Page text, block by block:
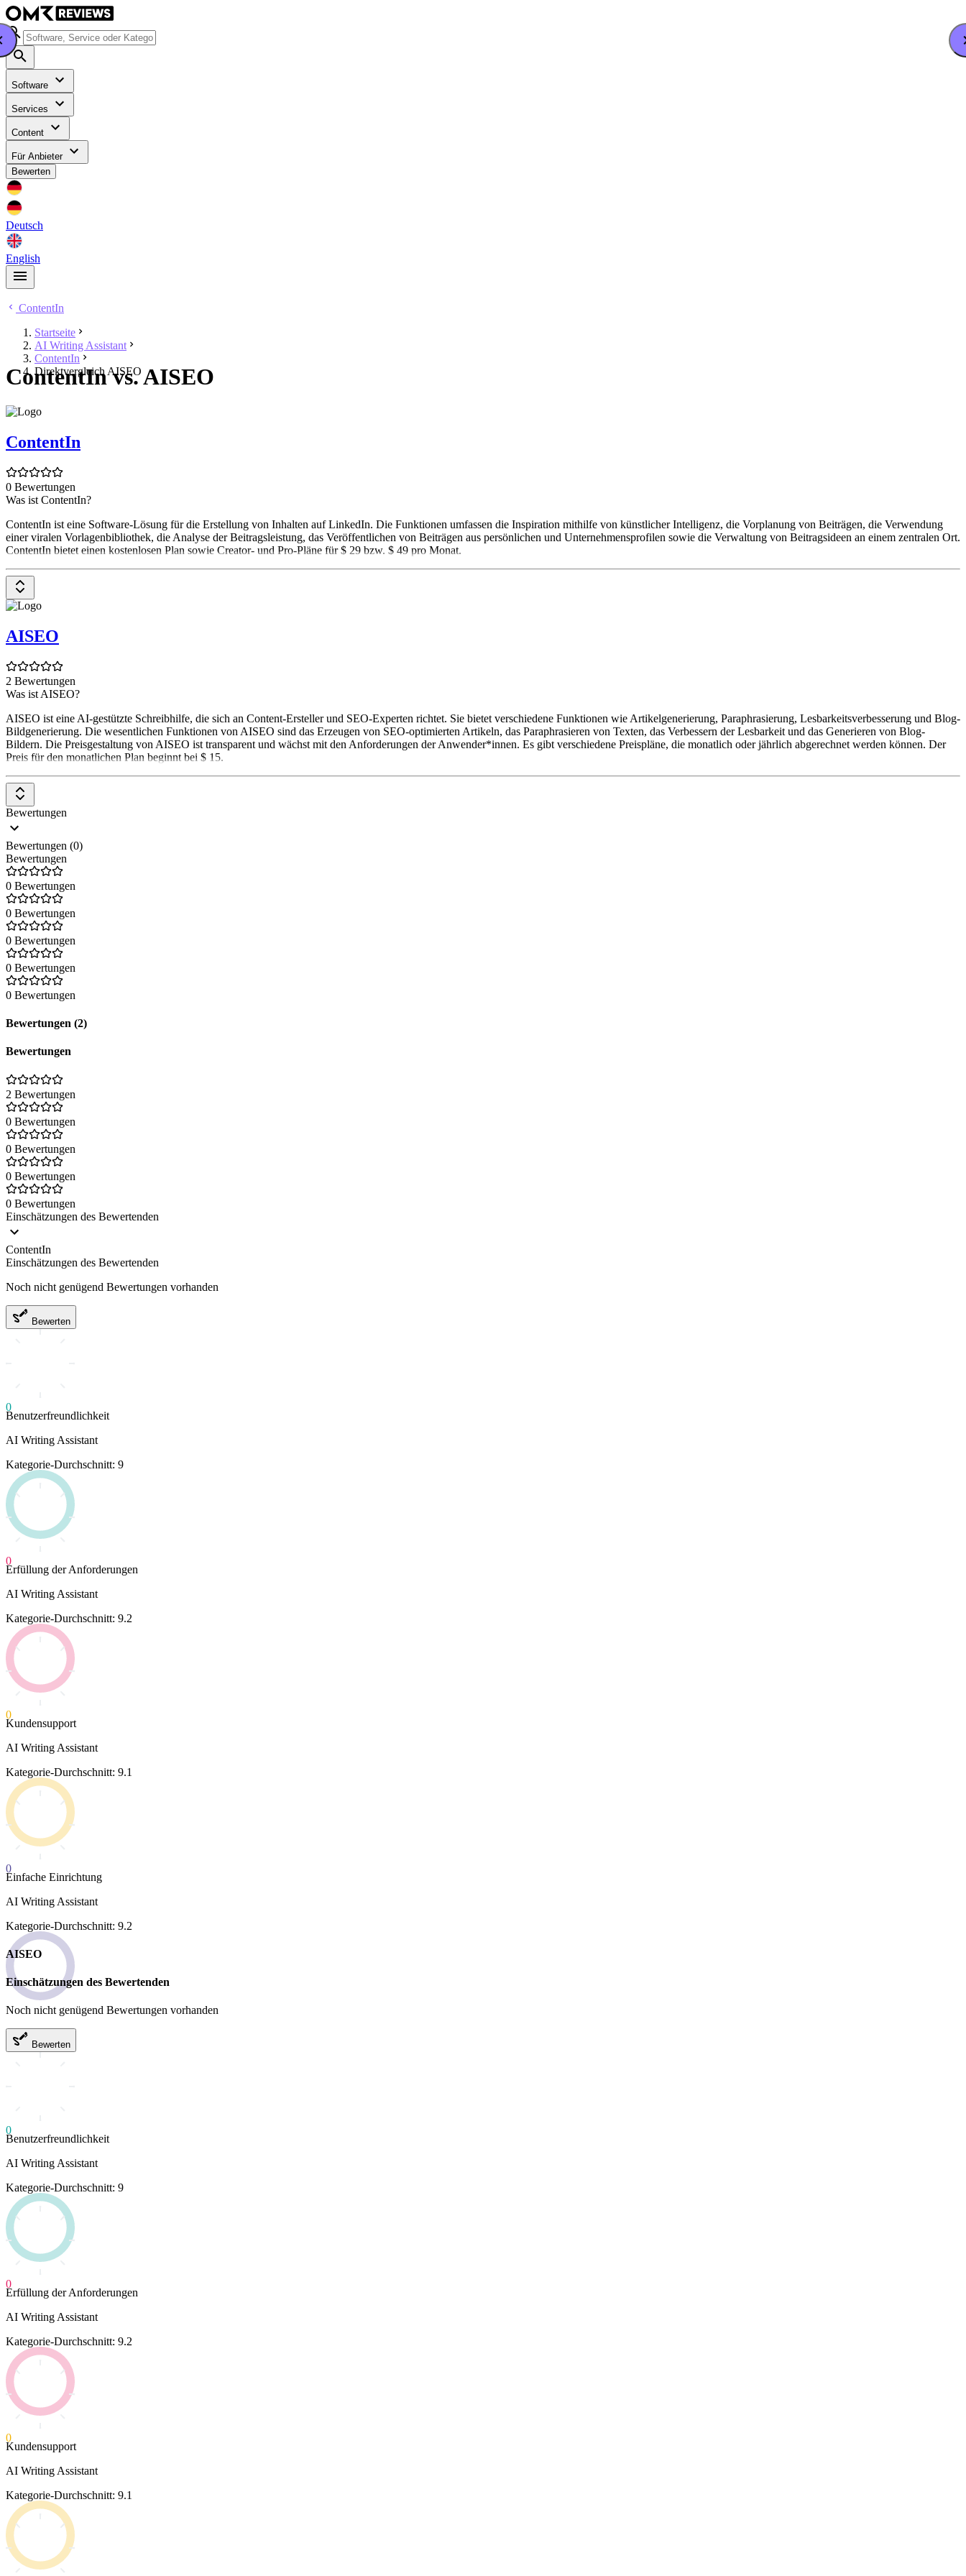
Software
Services
Content
Für Anbieter
Bewerten
Deutsch
English
ContentIn
Startseite
AI Writing Assistant
ContentIn
Direktvergleich AISEO
ContentIn vs. AISEO
ContentIn
0 Bewertungen
Was ist ContentIn?
ContentIn ist eine Software-Lösung für die Erstellung von Inhalten auf LinkedIn. Die Funktionen umfassen die Inspiration mithilfe von künstlicher Intelligenz, die Vorplanung von Beiträgen, die Verwendung
einer viralen Vorlagenbibliothek, die Analyse der Beitragsleistung, das Veröffentlichen von Beiträgen aus persönlichen und Unternehmensprofilen sowie die Verwaltung von Beitragsideen an einem zentralen Ort.
ContentIn bietet einen kostenlosen Plan sowie Creator- und Pro-Pläne für $ 29 bzw. $ 49 pro Monat.
AISEO
2 Bewertungen
Was ist AISEO?
AISEO ist eine AI-gestützte Schreibhilfe, die sich an Content-Ersteller und SEO-Experten richtet. Sie bietet verschiedene Funktionen wie Artikelgenerierung, Paraphrasierung, Lesbarkeitsverbesserung und Blog-
Bildgenerierung. Die wesentlichen Funktionen von AISEO sind das Erzeugen von SEO-optimierten Artikeln, das Paraphrasieren von Texten, das Verbessern der Lesbarkeit und das Generieren von Blog-
Bildern. Die Preisgestaltung von AISEO ist transparent und wächst mit den Anforderungen der Anwender*innen. Es gibt verschiedene Preispläne, die monatlich oder jährlich abgerechnet werden können. Der
Preis für den monatlichen Plan beginnt bei $ 15.
Bewertungen
Bewertungen (0)
Bewertungen
0 Bewertungen
0 Bewertungen
0 Bewertungen
0 Bewertungen
0 Bewertungen
Bewertungen (2)
Bewertungen
2 Bewertungen
0 Bewertungen
0 Bewertungen
0 Bewertungen
0 Bewertungen
Einschätzungen des Bewertenden
ContentIn
Einschätzungen des Bewertenden
Noch nicht genügend Bewertungen vorhanden
Bewerten
0
Benutzerfreundlichkeit
AI Writing Assistant
Kategorie-Durchschnitt: 9
0
Erfüllung der Anforderungen
AI Writing Assistant
Kategorie-Durchschnitt: 9.2
0
Kundensupport
AI Writing Assistant
Kategorie-Durchschnitt: 9.1
0
Einfache Einrichtung
AI Writing Assistant
Kategorie-Durchschnitt: 9.2
AISEO
Einschätzungen des Bewertenden
Noch nicht genügend Bewertungen vorhanden
Bewerten
0
Benutzerfreundlichkeit
AI Writing Assistant
Kategorie-Durchschnitt: 9
0
Erfüllung der Anforderungen
AI Writing Assistant
Kategorie-Durchschnitt: 9.2
0
Kundensupport
AI Writing Assistant
Kategorie-Durchschnitt: 9.1